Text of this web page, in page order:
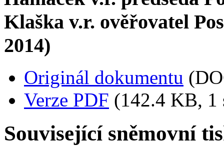
Klaška v.r. ověřovatel
2014)
Originál dokumentu
Verze PDF (142.4 KB, 1
Související sněmovní